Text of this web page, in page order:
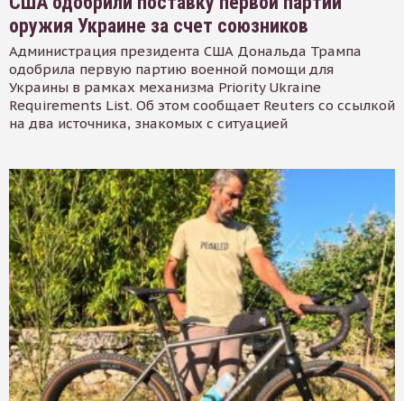
оружия Украине за счет союзников
Администрация президента США Дональда Трампа
одобрила первую партию военной помощи для
Украины в рамках механизма Priority Ukraine
Requirements List. Об этом сообщает Reuters со ссылкой
на два источника, знакомых с ситуацией